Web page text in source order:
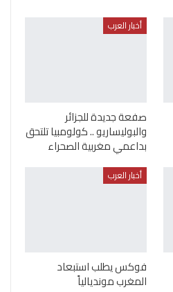
أخبار العرب
صفعة جديدة للجزائر
والبوليساريو .. كولومبيا تلتحق
بداعمي مغربية الصحراء
أخبار العرب
فوكس يطلب استبعاد
المغرب مونديالياً